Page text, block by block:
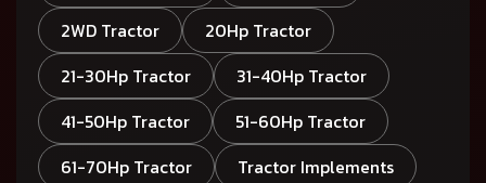
2WD Tractor
20Hp Tractor
21-30Hp Tractor
31-40Hp Tractor
41-50Hp Tractor
51-60Hp Tractor
61-70Hp Tractor
Tractor Implements